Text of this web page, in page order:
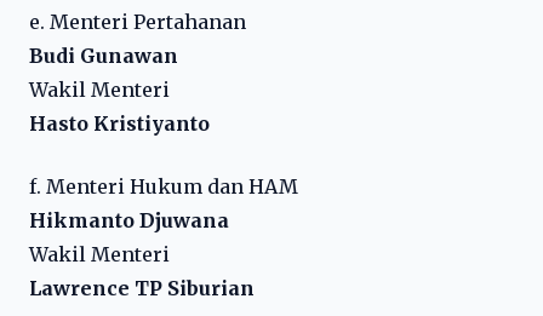
e. Menteri Pertahanan
Budi Gunawan
Wakil Menteri
Hasto Kristiyanto
f. Menteri Hukum dan HAM
Hikmanto Djuwana
Wakil Menteri
Lawrence TP Siburian